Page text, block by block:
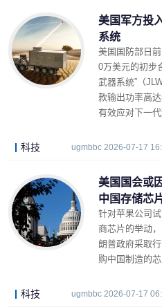
美国军方投
系统
美国国防部日
0万美元的初步
武器系统”（
款输出功率高
有效应对下一
科技 ugmbbc 2026-07-17
美国国会或
中国存储芯
针对苹果公司
商芯片的举动
朗普政府采取
购中国制造的芯
科技 ugmbbc 2026-07-17